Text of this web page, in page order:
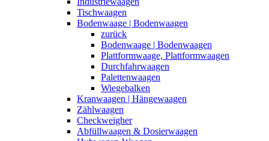
Tischwaagen
Bodenwaage | Bodenwaagen
zurück
Bodenwaage | Bodenwaagen
Plattformwaage, Plattformwaagen
Durchfahrwaagen
Palettenwaagen
Wiegebalken
Kranwaagen | Hängewaagen
Zählwaagen
Checkweigher
Abfüllwaagen & Dosierwaagen